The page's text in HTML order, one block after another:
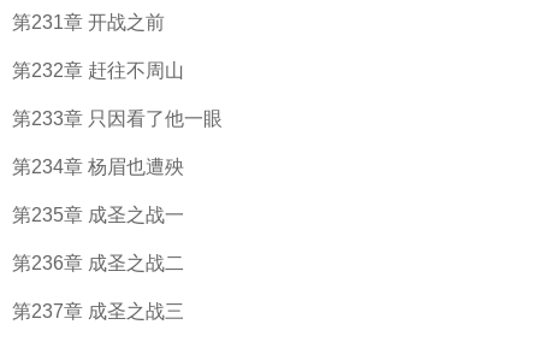
第231章 开战之前
第232章 赶往不周山
第233章 只因看了他一眼
第234章 杨眉也遭殃
第235章 成圣之战一
第236章 成圣之战二
第237章 成圣之战三